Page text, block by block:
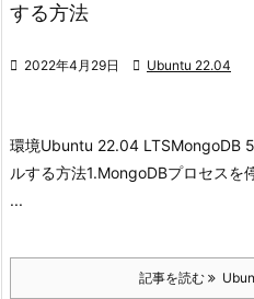
する方法
 2022年4月29日  Ubuntu 22.04
環境Ubuntu 22.04 LTSMongoDB
ルする方法1.MongoDBプロセスを
...
記事を読む